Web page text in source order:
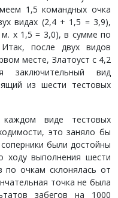
1,5 командных очка
видах (2,4 + 1,5 = 3,9),
х 1,5 = 3,0), в сумме по
после двух видов
месте, Златоуст с 4,2
заключительный вид
из шести тестовых
виде тестовых
это заняло бы
были достойны
ходу выполнения шести
по очкам склонялась от
точка не была
забегов на 1000